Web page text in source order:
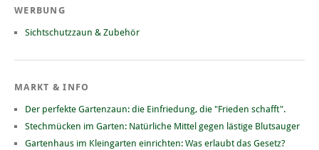
WERBUNG
Sichtschutzzaun & Zubehör
MARKT & INFO
Der perfekte Gartenzaun: die Einfriedung, die "Frieden schafft".
Stechmücken im Garten: Natürliche Mittel gegen lästige Blutsauger
Gartenhaus im Kleingarten einrichten: Was erlaubt das Gesetz?